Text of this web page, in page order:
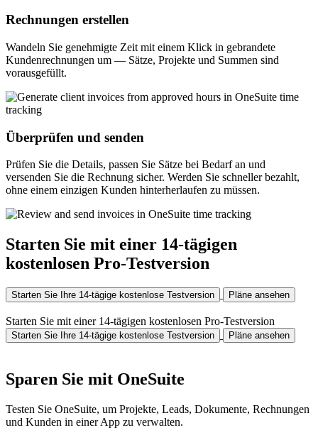
Rechnungen erstellen
Wandeln Sie genehmigte Zeit mit einem Klick in gebrandete
Kundenrechnungen um — Sätze, Projekte und Summen sind
vorausgefüllt.
Überprüfen und senden
Prüfen Sie die Details, passen Sie Sätze bei Bedarf an und
versenden Sie die Rechnung sicher. Werden Sie schneller bezahlt,
ohne einem einzigen Kunden hinterherlaufen zu müssen.
Starten Sie mit einer 14-tägigen
kostenlosen Pro-Testversion
Starten Sie Ihre 14-tägige kostenlose Testversion Pläne ansehen
Starten Sie mit einer 14-tägigen kostenlosen Pro-Testversion
Starten Sie Ihre 14-tägige kostenlose Testversion Pläne ansehen
Sparen Sie mit OneSuite
Testen Sie OneSuite, um Projekte, Leads, Dokumente, Rechnungen
und Kunden in einer App zu verwalten.